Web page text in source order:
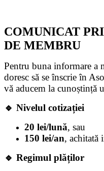
COMUNICAT
DE MEMBRU
Pentru buna informare a
doresc să se înscrie în
vă aducem la cunoștință
🔹 Nivelul cotizației
20 lei/lună, sau
150 lei/an, achitată
🔹 Regimul plăților